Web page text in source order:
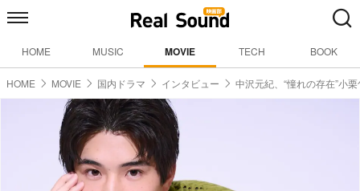
HOME MUSIC MOVIE TECH BOOK
HOME MOVIE 国内ドラマ インタビュー 中沢元紀、“憧れの存在”小